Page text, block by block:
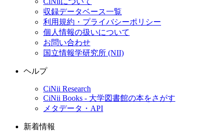
収録データベース一覧
利用規約・プライバシーポリシー
個人情報の扱いについて
お問い合わせ
国立情報学研究所 (NII)
ヘルプ
CiNii Research
CiNii Books - 大学図書館の本をさがす
メタデータ・API
新着情報